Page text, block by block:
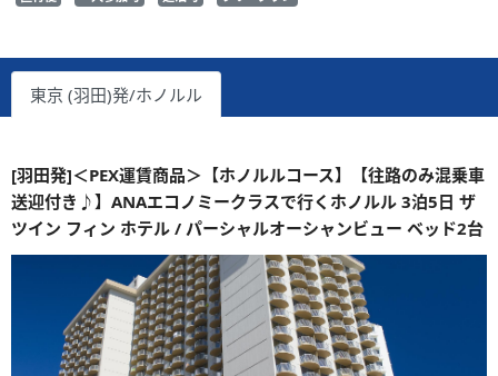
東京 (羽田)発/ホノルル
[羽田発]＜PEX運賃商品＞【ホノルルコース】【往路のみ混乗車
送迎付き♪】ANAエコノミークラスで行くホノルル 3泊5日 ザ
ツイン フィン ホテル / パーシャルオーシャンビュー ベッド2台